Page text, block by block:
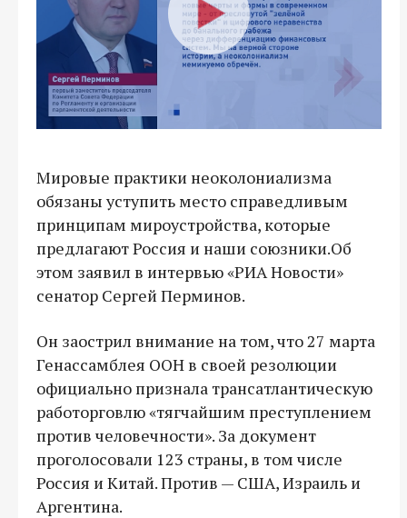
Мировые практики неоколониализма
обязаны уступить место справедливым
принципам мироустройства, которые
предлагают Россия и наши союзники.Об
этом заявил в интервью «РИА Новости»
сенатор Сергей Перминов.
Он заострил внимание на том, что 27 марта
Генассамблея ООН в своей резолюции
официально признала трансатлантическую
работорговлю «тягчайшим преступлением
против человечности». За документ
проголосовали 123 страны, в том числе
Россия и Китай. Против — США, Израиль и
Аргентина.